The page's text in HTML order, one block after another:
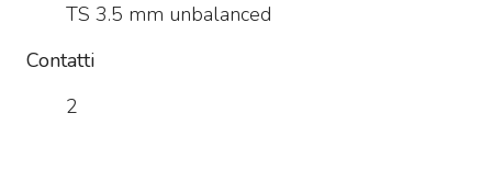
TS 3.5 mm unbalanced
Contatti
2